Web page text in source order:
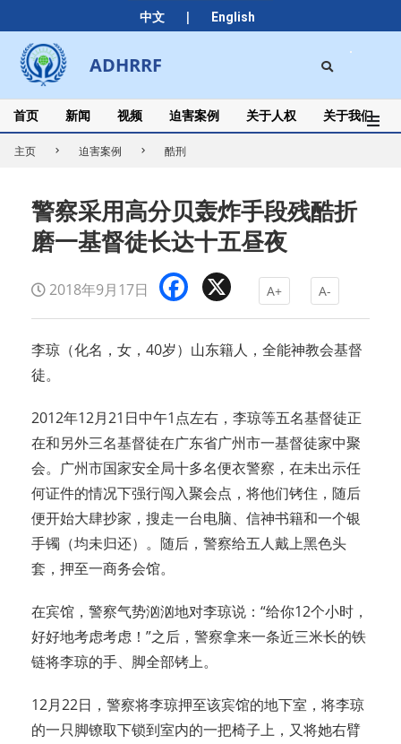
中文 | English
to
content
ADHRRF
Secondary
Navigation
Menu
首页 新闻 视频 迫害案例 关于人权 关于我们
主页 迫害案例 酷刑
警察采用高分贝轰炸手段残酷折
磨一基督徒长达十五昼夜
2018年9月17日 Facebook A+ A-
李琼（化名，女，40岁）山东籍人，全能神教会基督
徒。
2012年12月21日中午1点左右，李琼等五名基督徒正
在和另外三名基督徒在广东省广州市一基督徒家中聚
会。广州市国家安全局十多名便衣警察，在未出示任
何证件的情况下强行闯入聚会点，将他们铐住，随后
便开始大肆抄家，搜走一台电脑、信神书籍和一个银
手镯（均未归还）。随后，警察给五人戴上黑色头
套，押至一商务会馆。
在宾馆，警察气势汹汹地对李琼说：“给你12个小时，
好好地考虑考虑！”之后，警察拿来一条近三米长的铁
链将李琼的手、脚全部铐上。
12月22日，警察将李琼押至该宾馆的地下室，将李琼
的一只脚镣取下锁到室内的一把椅子上，又将她右臂